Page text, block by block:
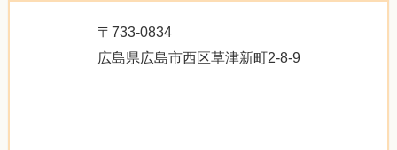
〒733-0834
広島県広島市西区草津新町2-8-9